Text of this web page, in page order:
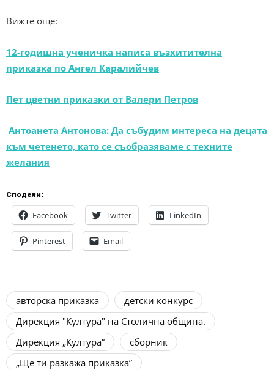
Вижте още:
12-годишна ученичка написа възхитителна
приказка по Ангел Каралийчев
Пет цветни приказки от Валери Петров
Антоанета Антонова: Да събудим интереса на децата
към четенето, като се съобразяваме с техните
желания
Сподели:
Facebook Twitter LinkedIn
Pinterest Email
авторска приказка
детски конкурс
Дирекция "Култура" на Столична община.
Дирекция „Култура“
сборник
„Ще ти разкажа приказка”